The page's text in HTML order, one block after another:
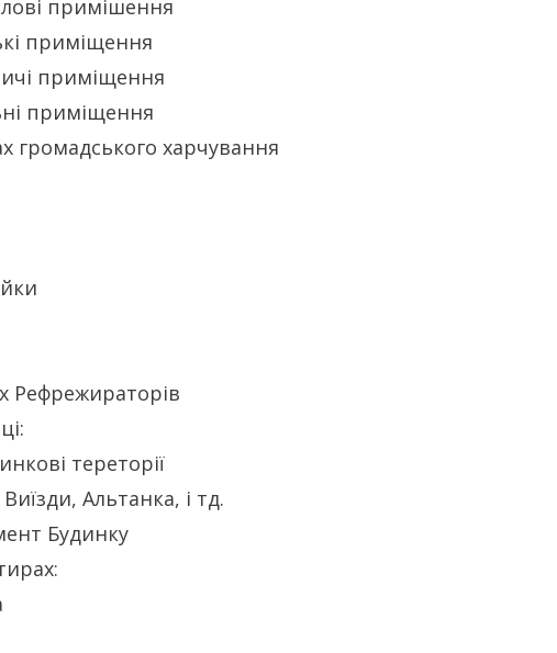
примішення
приміщення
приміщення
приміщення
громадського харчування
Рефрежираторів
тереторії
Виїзди, Альтанка, і тд.
Будинку